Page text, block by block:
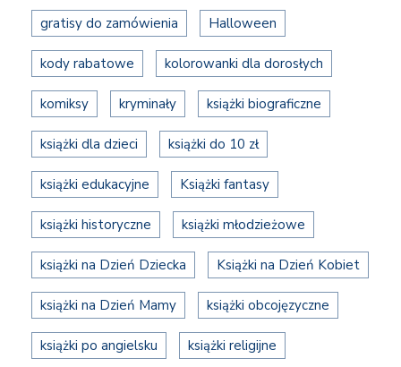
gratisy do zamówienia Halloween
kody rabatowe kolorowanki dla dorosłych
komiksy kryminały książki biograficzne
książki dla dzieci książki do 10 zł
książki edukacyjne Książki fantasy
książki historyczne książki młodzieżowe
książki na Dzień Dziecka Książki na Dzień Kobiet
książki na Dzień Mamy książki obcojęzyczne
książki po angielsku książki religijne